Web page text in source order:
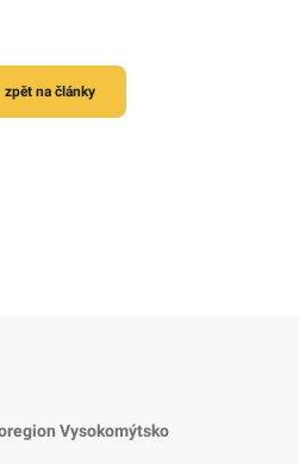
zpět na články
Vysokomýtsko